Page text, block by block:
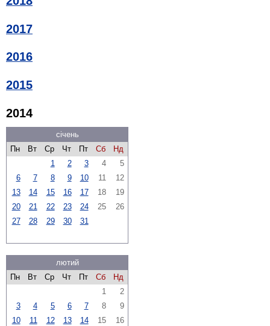
2017
2016
2015
2014
січень
Пн
Вт Ср Чт Пт Сб
Нд
1
2 3 4
5
6
7 8 9 10 11
12
13
14 15 16 17 18
19
20
21 22 23 24 25
26
27
28 29 30 31
лютий
Пн
Вт Ср Чт Пт Сб
Нд
1
2
3
4 5 6 7 8
9
10
11 12 13 14 15
16